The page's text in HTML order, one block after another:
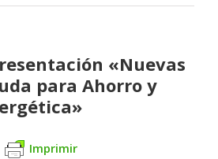
«Nuevas
para Ahorro y
Imprimir